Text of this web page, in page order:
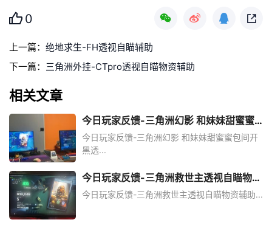
0
上一篇： 绝地求生-FH透视自瞄辅助
下一篇： 三角洲外挂-CTpro透视自瞄物资辅助
相关文章
今日玩家反馈-三角洲幻影 和妹妹甜蜜蜜
包间开黑透
今日玩家反馈-三角洲幻影 和妹妹甜蜜蜜包间开
黑透...
今日玩家反馈-三角洲救世主透视自瞄物资
辅助
今日玩家反馈-三角洲救世主透视自瞄物资辅助...